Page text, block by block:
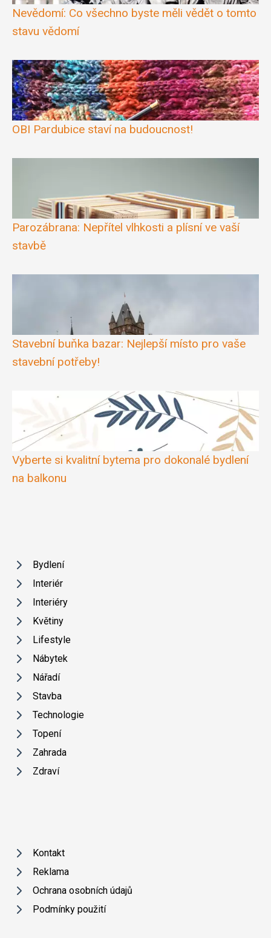
Nevědomí: Co všechno byste měli vědět o tomto
stavu vědomí
OBI Pardubice staví na budoucnost!
Parozábrana: Nepřítel vlhkosti a plísní ve vaší
stavbě
Stavební buňka bazar: Nejlepší místo pro vaše
stavební potřeby!
Vyberte si kvalitní bytema pro dokonalé bydlení
na balkonu
Bydlení
Interiér
Interiéry
Květiny
Lifestyle
Nábytek
Nářadí
Stavba
Technologie
Topení
Zahrada
Zdraví
Kontakt
Reklama
Ochrana osobních údajů
Podmínky použití